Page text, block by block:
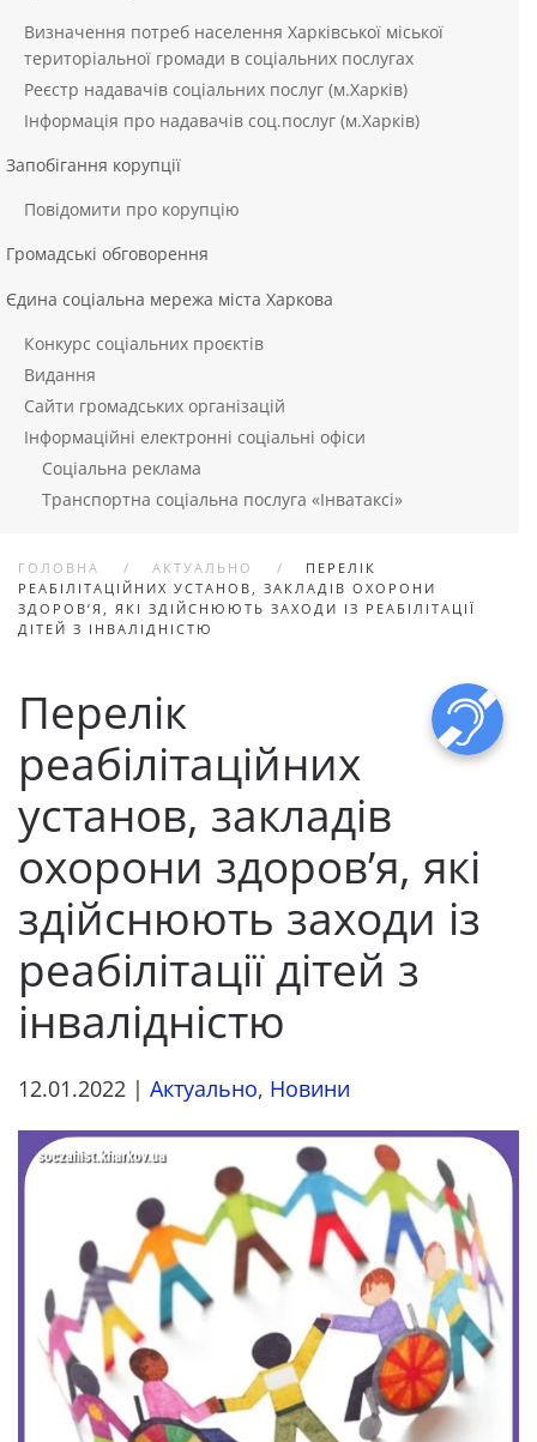
Визначення потреб населення Харківської міської
територіальної громади в соціальних послугах
Реєстр надавачів соціальних послуг (м.Харків)
Інформація про надавачів соц.послуг (м.Харків)
Запобігання корупції
Повідомити про корупцію
Громадські обговорення
Єдина соціальна мережа міста Харкова
Конкурс соціальних проєктів
Видання
Сайти громадських організацій
Інформаційні електронні соціальні офіси
Соціальна реклама
Транспортна соціальна послуга «Інватаксі»
ГОЛОВНА АКТУАЛЬНО
ПЕРЕЛІК
РЕАБІЛІТАЦІЙНИХ УСТАНОВ, ЗАКЛАДІВ ОХОРОНИ
ЗДОРОВ’Я, ЯКІ ЗДІЙСНЮЮТЬ ЗАХОДИ ІЗ РЕАБІЛІТАЦІЇ
ДІТЕЙ З ІНВАЛІДНІСТЮ
Перелік
реабілітаційних
установ, закладів
охорони здоров’я, які
здійснюють заходи із
реабілітації дітей з
інвалідністю
12.01.2022 | Актуально, Новини